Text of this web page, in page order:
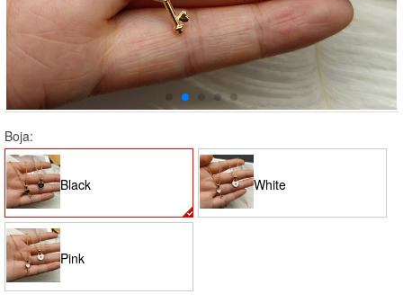
Boja:
Black White
Pink